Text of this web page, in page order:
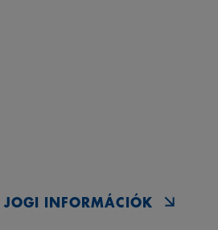
JOGI INFORMÁCIÓK